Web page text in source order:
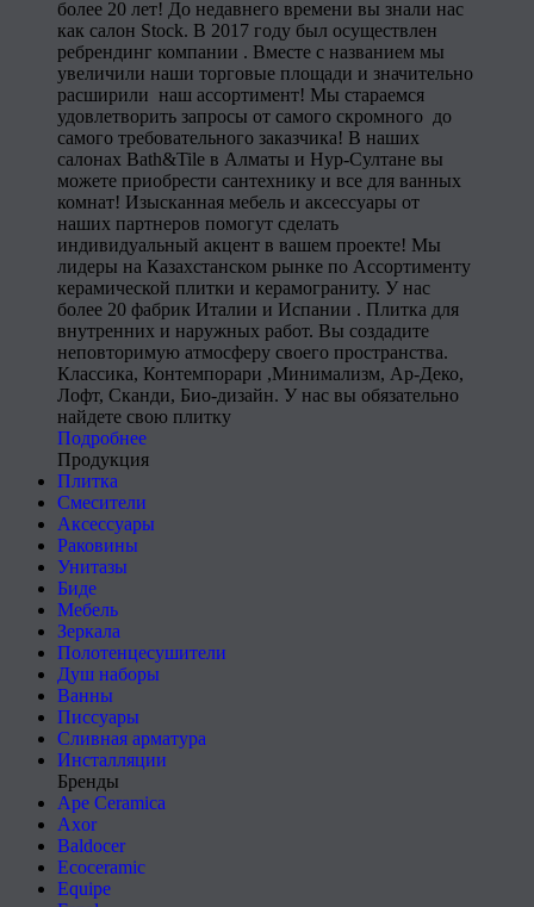
более 20 лет! До недавнего времени вы знали нас
как салон Stock. В 2017 году был осуществлен
ребрендинг компании . Вместе с названием мы
увеличили наши торговые площади и значительно
расширили наш ассортимент! Мы стараемся
удовлетворить запросы от самого скромного до
самого требовательного заказчика! В наших
салонах Bath&Tile в Алматы и Нур-Султане вы
можете приобрести сантехнику и все для ванных
комнат! Изысканная мебель и аксессуары от
наших партнеров помогут сделать
индивидуальный акцент в вашем проекте! Мы
лидеры на Казахстанском рынке по Ассортименту
керамической плитки и керамограниту. У нас
более 20 фабрик Италии и Испании . Плитка для
внутренних и наружных работ. Вы создадите
неповторимую атмосферу своего пространства.
Классика, Контемпорари ,Минимализм, Ар-Деко,
Лофт, Сканди, Био-дизайн. У нас вы обязательно
найдете свою плитку
Подробнее
Продукция
Плитка
Смесители
Аксессуары
Раковины
Унитазы
Биде
Мебель
Зеркала
Полотенцесушители
Душ наборы
Ванны
Писсуары
Сливная арматура
Инсталляции
Бренды
Ape Ceramica
Axor
Baldocer
Ecoceramic
Equipe